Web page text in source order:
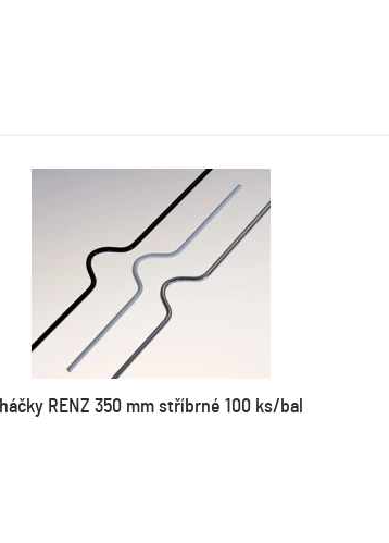
háčky RENZ 350 mm stříbrné 100 ks/bal